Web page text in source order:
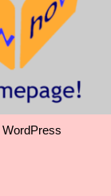
WordPress